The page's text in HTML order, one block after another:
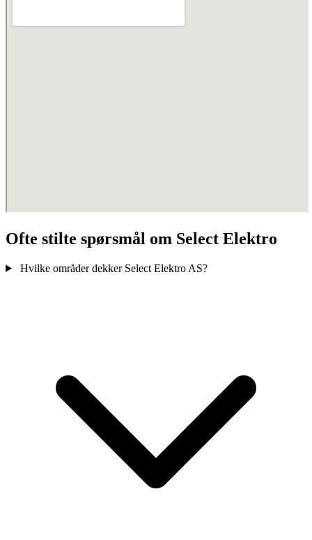
Ofte stilte spørsmål om Select Elektro
Hvilke områder dekker Select Elektro AS?